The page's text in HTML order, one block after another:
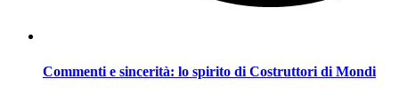
Commenti e sincerità: lo spirito di Costruttori di Mondi